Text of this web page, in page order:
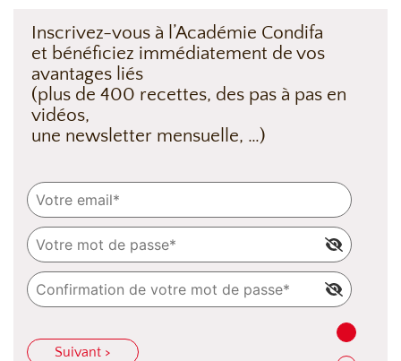
Inscrivez-vous à l’Académie Condifa
et bénéficiez immédiatement de vos
avantages liés
(plus de 400 recettes, des pas à pas en
vidéos,
une newsletter mensuelle, …)
Suivant >